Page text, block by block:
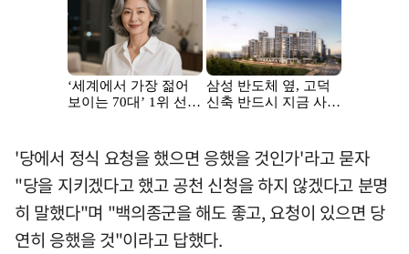
'당에서 정식 요청을 했으면 응했을 것인가'라고 묻자
"당을 지키겠다고 했고 공천 신청을 하지 않겠다고 분명
히 말했다"며 "백의종군을 해도 좋고, 요청이 있으면 당
연히 응했을 것"이라고 답했다.